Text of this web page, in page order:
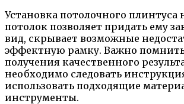
Установка потолочного плинтуса
потолок позволяет придать ему
вид, скрывает возможные
эффектную рамку. Важно
получения качественного
необходимо следовать
использовать подходящие
инструменты.